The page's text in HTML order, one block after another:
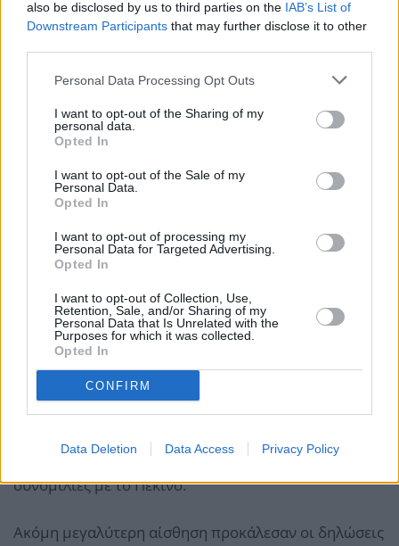
also be disclosed by us to third parties on the IAB’s List of
Downstream Participants that may further disclose it to other
Personal Data Processing Opt Outs
I want to opt-out of the Sharing of my
personal data.
Opted In
I want to opt-out of the Sale of my
Personal Data.
Opted In
I want to opt-out of processing my
Personal Data for Targeted Advertising.
Opted In
I want to opt-out of Collection, Use,
Retention, Sale, and/or Sharing of my
Personal Data that Is Unrelated with the
Purposes for which it was collected.
Opted In
CONFIRM
Data Deletion Data Access Privacy Policy
Η πιο ανησυχητική πτυχή της νέας πολιτικής για
στόχο να μην προκαλέσει ένταση πριν από τη σύνοδο
κορυφής με τον Σι, ο Λευκός Οίκος φέρεται να
ανέστειλετην προώθηση μεγάλου
πακέτου
εξοπλισμώνπρος την Ταϊπέι, παρά το γεγονός ότι
Κατά τη διάρκεια των επαφών τους, ο Σι Τζινπίνγκ
επανέφερε επανειλημμένα το θέμα των
αμερικανικών πωλήσεων όπλων στο νησί. Μετά τη
συνάντηση, οΤραμπδήλωσε ότι διατηρεί τις
αναστολή»ως διαπραγματευτικό χαρτί στις
συνομιλίες με το Πεκίνο.
Ακόμη μεγαλύτερη αίσθηση προκάλεσαν οι δηλώσεις